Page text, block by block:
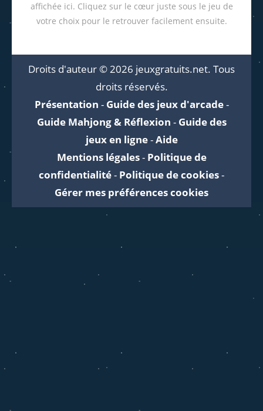
affichée ici. Cliquez sur le cœur juste sous le jeu de
votre choix pour le retrouver facilement ensuite.
Droits d'auteur © 2026 jeuxgratuits.net. Tous
droits réservés.
Présentation - Guide des jeux d'arcade-
Guide Mahjong & Réflexion - Guide des
jeux en ligne-Aide
Mentions légales- Politique de
confidentialité- Politique de cookies-
Gérer mes préférences cookies